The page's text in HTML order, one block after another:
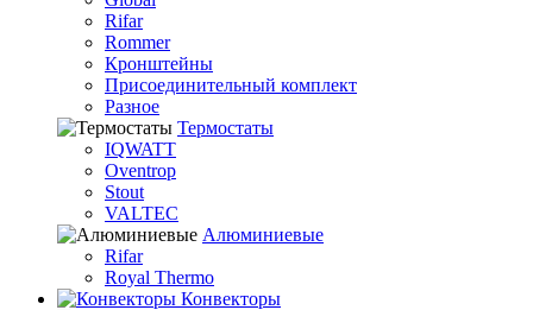
Rifar
Rommer
Кронштейны
Присоединительный комплект
Разное
Термостаты
IQWATT
Oventrop
Stout
VALTEC
Алюминиевые
Rifar
Royal Thermo
Конвекторы